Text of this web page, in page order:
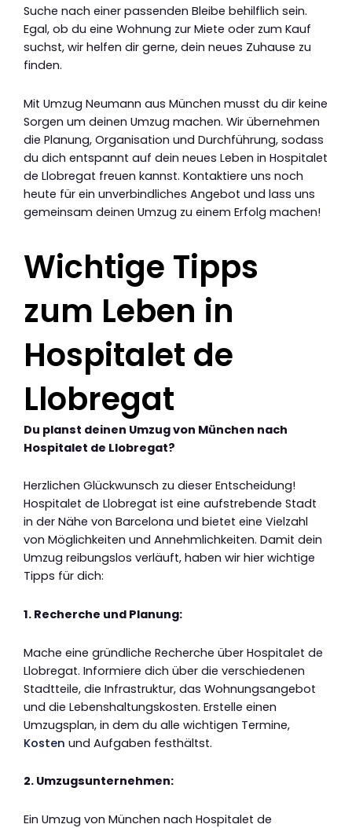
Suche nach einer passenden Bleibe behilflich sein.
Egal, ob du eine Wohnung zur Miete oder zum Kauf
suchst, wir helfen dir gerne, dein neues Zuhause zu
finden.
Mit Umzug Neumann aus München musst du dir keine
Sorgen um deinen Umzug machen. Wir übernehmen
die Planung, Organisation und Durchführung, sodass
du dich entspannt auf dein neues Leben in Hospitalet
de Llobregat freuen kannst. Kontaktiere uns noch
heute für ein unverbindliches Angebot und lass uns
gemeinsam deinen Umzug zu einem Erfolg machen!
Wichtige Tipps
zum Leben in
Hospitalet de
Llobregat
Du planst deinen Umzug von München nach
Hospitalet de Llobregat?
Herzlichen Glückwunsch zu dieser Entscheidung!
Hospitalet de Llobregat ist eine aufstrebende Stadt
in der Nähe von Barcelona und bietet eine Vielzahl
von Möglichkeiten und Annehmlichkeiten. Damit dein
Umzug reibungslos verläuft, haben wir hier wichtige
Tipps für dich:
1. Recherche und Planung:
Mache eine gründliche Recherche über Hospitalet de
Llobregat. Informiere dich über die verschiedenen
Stadtteile, die Infrastruktur, das Wohnungsangebot
und die Lebenshaltungskosten. Erstelle einen
Umzugsplan, in dem du alle wichtigen Termine,
Kosten und Aufgaben festhältst.
2. Umzugsunternehmen:
Ein Umzug von München nach Hospitalet de